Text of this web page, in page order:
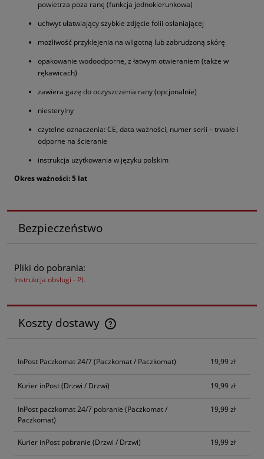
powietrza poza ranę (funkcja jednokierunkowa)
uchwyt ułatwiający szybkie zdjęcie folii osłaniającej
możliwość przyklejenia na wilgotną lub zabrudzoną skórę
opakowanie wodoodporne, z łatwym otwieraniem (także w
rękawicach)
zawiera gazę do oczyszczenia rany (opcjonalnie)
niesterylny
czytelne oznaczenia: CE, data ważności, numer serii – trwałe i
odporne na ścieranie
instrukcja użytkowania w języku polskim
Okres ważności: 5 lat
Bezpieczeństwo
Pliki do pobrania:
Instrukcja obsługi - PL
Koszty dostawy
Cena nie zawiera ewentualnych kosztów płatności
InPost Paczkomat 24/7(Paczkomat / Paczkomat) 19,99 zł
Kurier inPost(Drzwi / Drzwi) 19,99 zł
InPost paczkomat 24/7 pobranie (Paczkomat /
Paczkomat)
19,99 zł
Kurier inPost pobranie (Drzwi / Drzwi) 19,99 zł